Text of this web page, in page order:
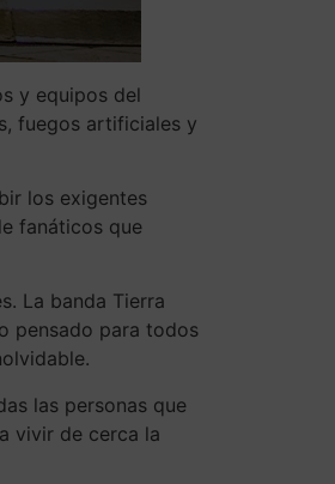
y equipos del
fuegos artificiales y
los exigentes
fanáticos que
La banda Tierra
pensado para todos
las personas que
vivir de cerca la